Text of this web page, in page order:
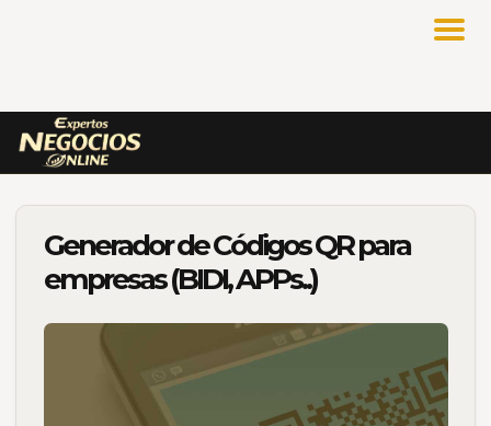
Generador de Códigos QR para
empresas (BIDI, APPs..)